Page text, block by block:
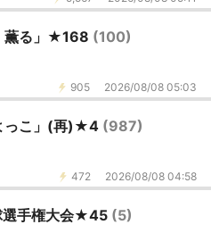
薫る」★168 (100)
905 2026/08/08 05:03
っこ」(再)★4 (987)
472 2026/08/08 04:58
選手権大会★45 (5)